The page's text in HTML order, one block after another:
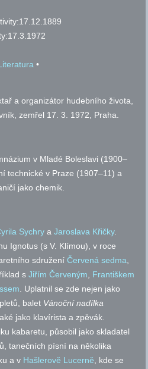
17.12.1889
17.3.1972
•
a organizátor hudebního života,
zemřel 17. 3. 1972, Praha.
v Mladé Boleslavi (1900–
technické v Praze (1907–11) a
jako chemik.
Sychry aJaroslava Křičky.
Ignotus (s V. Klímou), v roce
sdruženíČervená sedma,
sJiřím Červeným, Františkem
. Uplatnil se zde nejen jako
balet Vánoční nadílka
jako klavírista a zpěvák.
kabaretu, působil jako skladatel
tanečních písní na několika
a v Hašlerově Lucerně, kde se